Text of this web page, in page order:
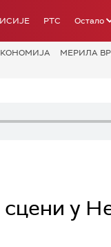
РТС Остало
МЕРИЛА
у